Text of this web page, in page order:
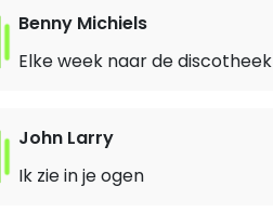
Benny Michiels
Elke week naar de discotheek
John Larry
Ik zie in je ogen